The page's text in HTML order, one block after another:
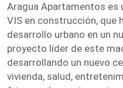
Aragua Apartamentos es
VIS en construcción, que
desarrollo urbano en un
proyecto líder de este
desarrollando un nuevo
vivienda, salud,